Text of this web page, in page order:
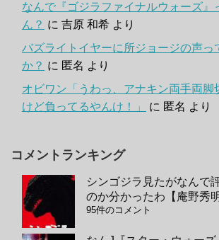
なんで『ゴジラファイナルウォーズ』
ん？ に 吉原 和希 より
バズライトイヤーに所ジョージの声っ
か？ に 匿名 より
オビワン「うわっ、アナキン両手両脚
けど負ってるやんけ！」
に 匿名 より
コメントランキング
シンゴジラ見たがなんで
のか分かったわ【庵野秀明
95件のコメント